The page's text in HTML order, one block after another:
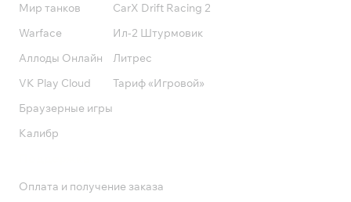
Мир танков
Warface
Аллоды Онлайн
VK Play Cloud
Браузерные игры
Калибр
CarX Drift Racing 2
Ил-2 Штурмовик
Литрес
Тариф «Игровой»
Оплата и получение заказа